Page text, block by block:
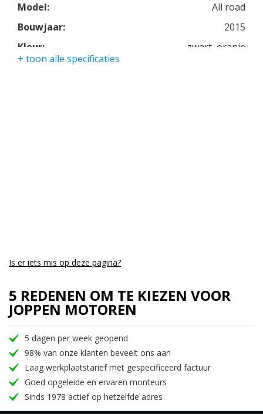
Model:
All road
Bouwjaar:
2015
Kleur:
zwart, oranje
+ toon alle specificaties
Is er iets mis op deze pagina?
5 REDENEN OM TE KIEZEN VOOR
JOPPEN MOTOREN
5 dagen per week geopend
98% van onze klanten beveelt ons aan
Laag werkplaatstarief met gespecificeerd factuur
Goed opgeleide en ervaren monteurs
Sinds 1978 actief op hetzelfde adres